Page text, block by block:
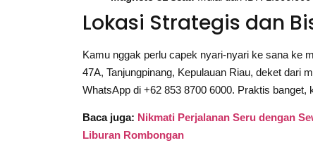
Lokasi Strategis dan
Kamu nggak perlu capek nyari-nyari ke sana ke
47A, Tanjungpinang, Kepulauan Riau, deket dari
WhatsApp di +62 853 8700 6000. Praktis banget,
Baca juga: Nikmati Perjalanan Seru dengan
Liburan Rombongan